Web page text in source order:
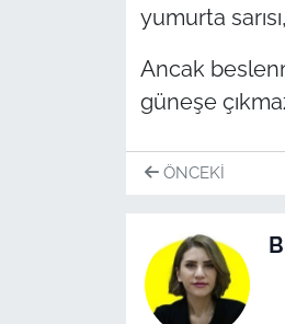
yumurta
Ancak
güneşe
ÖNCEKI